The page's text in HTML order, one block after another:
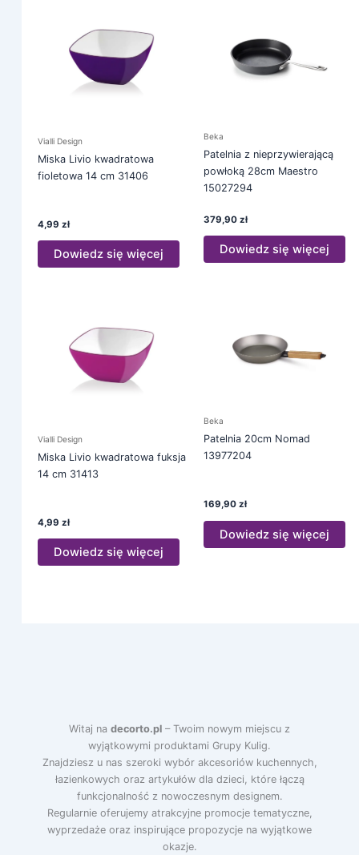
Vialli Design
Miska Livio kwadratowa
fioletowa 14 cm 31406
4,99 zł
Dowiedz się więcej
Beka
Patelnia z nieprzywierającą
powłoką 28cm Maestro
15027294
379,90 zł
Dowiedz się więcej
Vialli Design
Miska Livio kwadratowa fuksja
14 cm 31413
4,99 zł
Dowiedz się więcej
Beka
Patelnia 20cm Nomad
13977204
169,90 zł
Dowiedz się więcej
Witaj na decorto.pl – Twoim nowym miejscu z
wyjątkowymi produktami Grupy Kulig.
Znajdziesz u nas szeroki wybór akcesoriów kuchennych,
łazienkowych oraz artykułów dla dzieci, które łączą
funkcjonalność z nowoczesnym designem.
Regularnie oferujemy atrakcyjne promocje tematyczne,
wyprzedaże oraz inspirujące propozycje na wyjątkowe
okazje.